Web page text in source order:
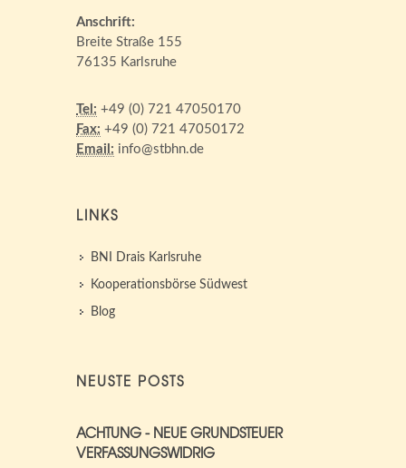
Anschrift:
Breite Straße 155
76135 Karlsruhe
Tel: +49 (0) 721 47050170
Fax: +49 (0) 721 47050172
Email: info@stbhn.de
LINKS
BNI Drais Karlsruhe
Kooperationsbörse Südwest
Blog
NEUSTE POSTS
ACHTUNG - NEUE GRUNDSTEUER
VERFASSUNGSWIDRIG